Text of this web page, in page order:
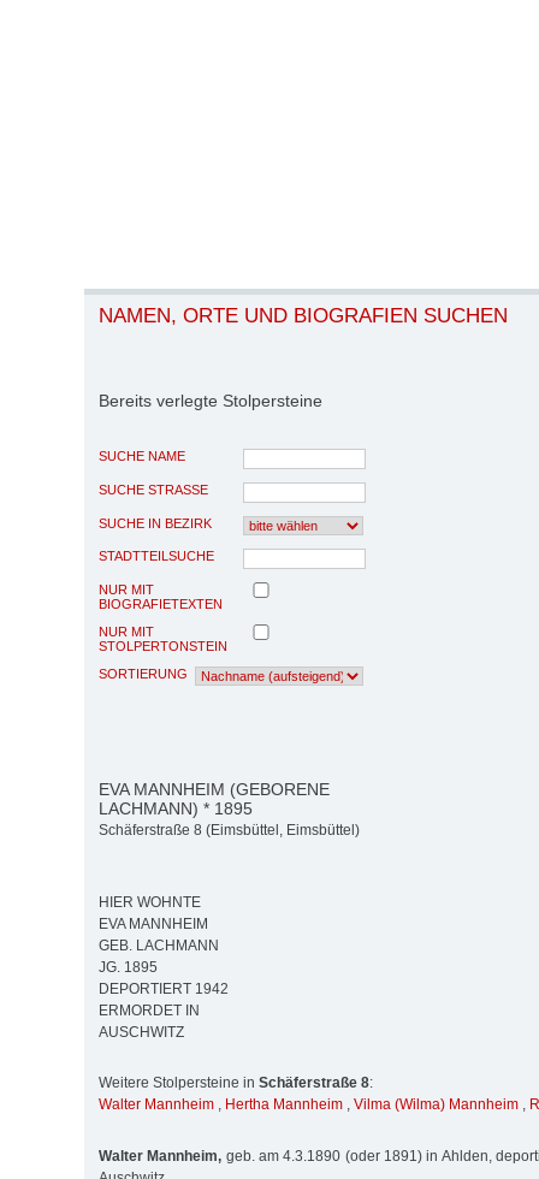
NAMEN, ORTE UND BIOGRAFIEN SUCHEN
Bereits verlegte Stolpersteine
SUCHE NAME
SUCHE STRASSE
SUCHE IN BEZIRK
STADTTEILSUCHE
NUR MIT
BIOGRAFIETEXTEN
NUR MIT
STOLPERTONSTEIN
SORTIERUNG
EVA MANNHEIM (GEBORENE
LACHMANN) * 1895
Schäferstraße 8 (Eimsbüttel, Eimsbüttel)
HIER WOHNTE
EVA MANNHEIM
GEB. LACHMANN
JG. 1895
DEPORTIERT 1942
ERMORDET IN
AUSCHWITZ
Weitere Stolpersteine in Schäferstraße 8:
Walter Mannheim , Hertha Mannheim , Vilma (Wilma) Mannheim ,
Walter Mannheim, geb. am 4.3.1890 (oder 1891) in Ahlden,